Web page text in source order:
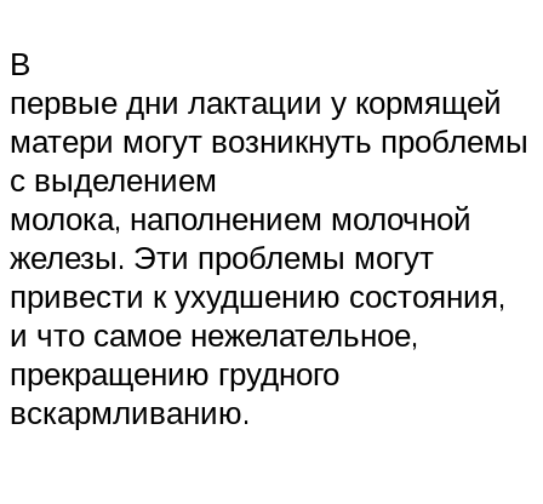
В
первые дни лактации у кормящей
матери могут возникнуть проблемы
с выделением
молока, наполнением молочной
железы. Эти проблемы могут
привести к ухудшению состояния,
и что самое нежелательное,
прекращению грудного
вскармливанию.